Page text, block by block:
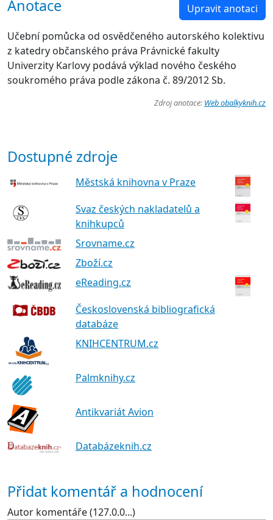
Anotace Upravit anotaci
Učební pomůcka od osvědčeného autorského kolektivu
z katedry občanského práva Právnické fakulty
Univerzity Karlovy podává výklad nového českého
soukromého práva podle zákona č. 89/2012 Sb.
Zdroj anotace: Web obalkyknih.cz
Dostupné zdroje
Městská knihovna v Praze
Svaz českých nakladatelů a
knihkupců
Srovname.cz
Zboží.cz
eReading.cz
Československá bibliografická
databáze
KNIHCENTRUM.cz
Palmknihy.cz
Antikvariát Avion
Databázeknih.cz
Přidat komentář a hodnocení
Autor komentáře (127.0.0...)